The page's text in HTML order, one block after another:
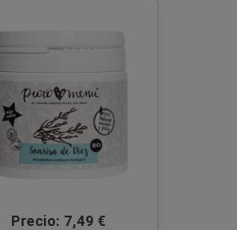
Precio: 7,49 €